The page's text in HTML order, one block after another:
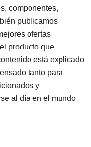
componentes,
publicamos
ofertas
producto que
está explicado
tanto para
y
al día en el mundo